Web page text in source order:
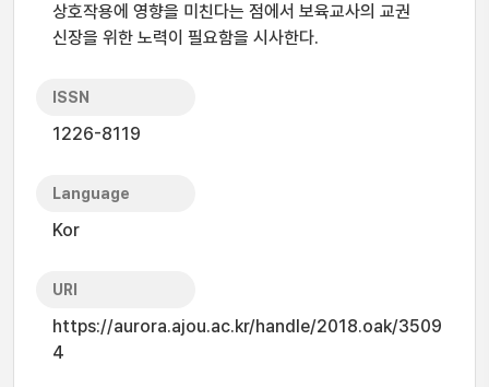
상호작용에 영향을 미친다는 점에서 보육교사의 교권
신장을 위한 노력이 필요함을 시사한다.
ISSN
1226-8119
Language
Kor
URI
https://aurora.ajou.ac.kr/handle/2018.oak/3509
4